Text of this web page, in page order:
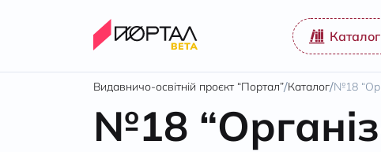
Видавничо-освітній проєкт “Портал”/Каталог/№18
№18